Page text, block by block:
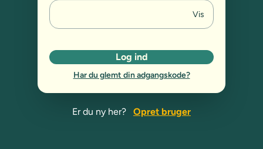
Vis
Log ind
Har du glemt din adgangskode?
Er du ny her? Opret bruger